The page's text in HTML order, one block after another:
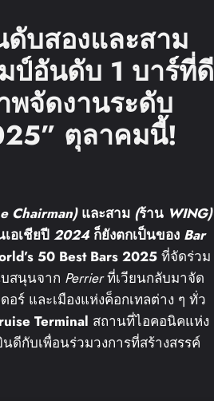
ดับสองและสาม
ป์อันดับ 1 บาร์ที่ดี
พจัดงานระดับ
ตุลาคมนี้!
Chairman) และสาม (ร้าน WING)
อเชียปี 2024 ก็ยังตกเป็นของ Bar
50 Best Bars 2025 ที่จัดร่วม
บสนุนจาก Perrierที่เวียนกลับมาจัด
ร์ และเมืองแห่งค็อกเทลต่าง ๆ ทั่ว
Terminal สถานที่ไอคอนิคแห่ง
ดีกับเพื่อนร่วมวงการที่สร้างสรรค์